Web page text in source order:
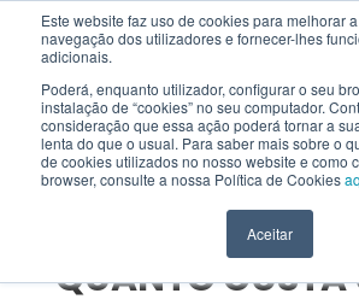
Este website faz uso de cookies para melhorar
navegação dos utilizadores e fornecer-lhes
adicionais.
Poderá, enquanto utilizador, configurar o seu
instalação de “cookies” no seu computador.
consideração que essa ação poderá tornar a
lenta do que o usual. Para saber mais sobre o
de cookies utilizados no nosso website e como
browser, consulte a nossa Política de Cookies
Aceitar
HOME > BLOG > SOLUÇÕES INTERATIVAS >
QUANTO CUSTA UM LED WALL EM PORTUGAL? O QUE
QUANTO CUSTA